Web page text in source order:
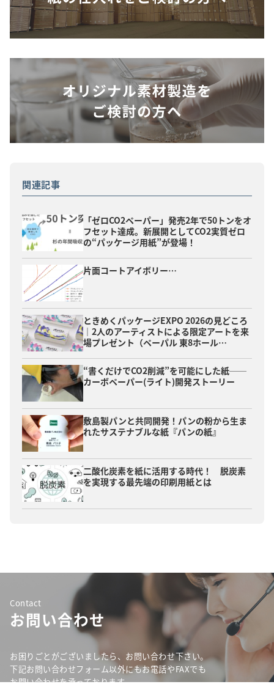
関連記事
「ゼロCO2ペーパー」発売2年で50トンをオ
フセット達成。新展開としてCO2実質ゼロ
の“パッケージ用紙”が登場！
片面コートアイボリー…
ときめくパッケージEXPO 2026の見どころ
｜2人のアーティストによる限定アートを来
場プレゼント（ペーパル 東8ホール…
“書くだけでCO2削減”を可能にした紙──
カーボペーパー(ライト)開発ストーリー
敷島製パンと共同開発！パンの粉から生ま
れたサステナブルな紙『パンの紙』
二酸化炭素を紙に活用する時代！ 脱炭素
を実現する最先端の印刷用紙とは
Contact
お問い合わせ
お困りごとがございましたら、お問い合わせ下さい。
下記お問い合わせフォーム以外にもお電話やFAXでも
お問い合わせを承っております。